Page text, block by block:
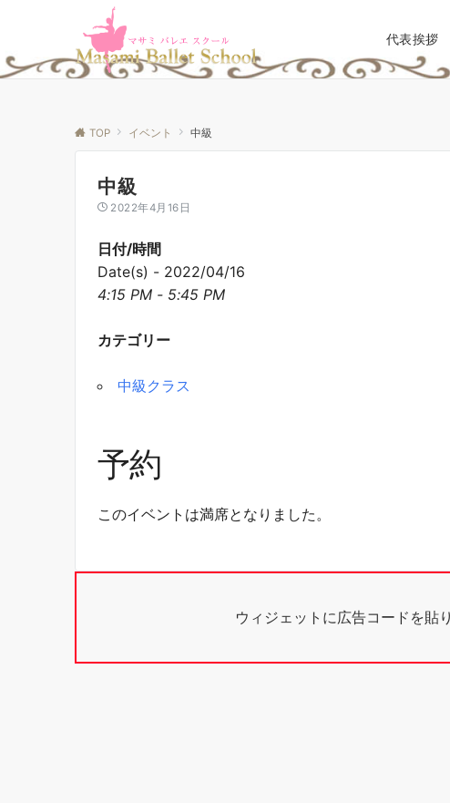
代表挨拶
TOP イベント 中級
中級
2022年4月16日
日付/時間
Date(s) - 2022/04/16
4:15 PM - 5:45 PM
カテゴリー
中級クラス
予約
このイベントは満席となりました。
ウィジェットに広告コードを貼